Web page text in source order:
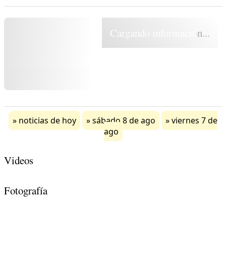
Cargando información...
noticias de hoy sábado 8 de ago
viernes 7 de
ago
Videos
Fotografía